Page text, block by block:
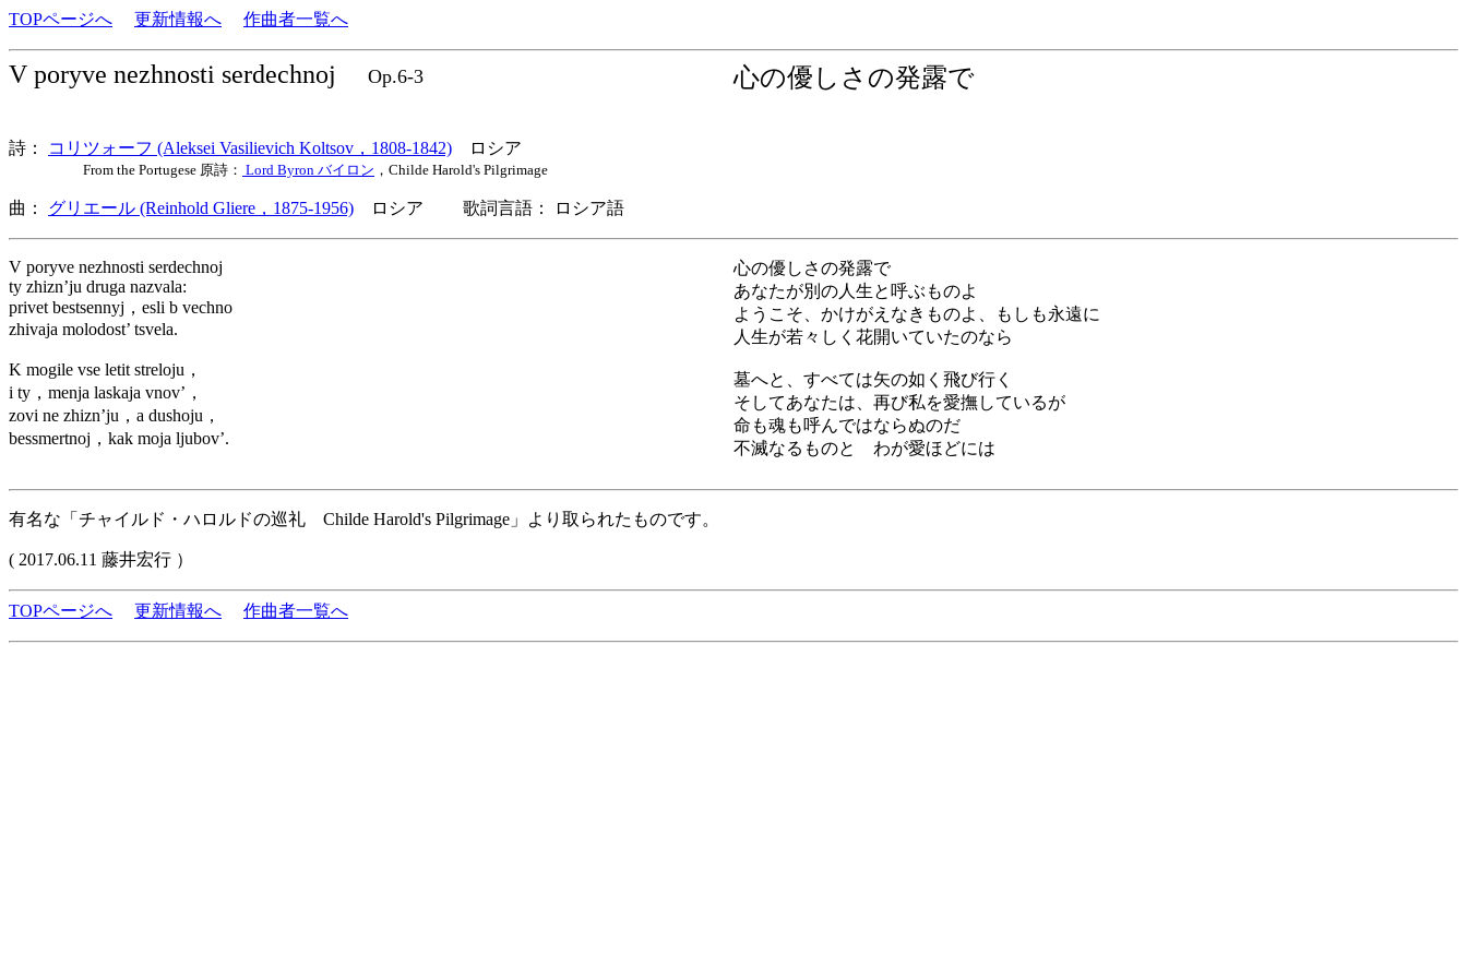
TOPページへ 更新情報へ 作曲者一覧へ
V poryve nezhnosti serdechnoj Op.6-3 心の優しさの発露で
詩： コリツォーフ (Aleksei Vasilievich Koltsov，1808-1842) ロシア
From the Portugese 原詩： Lord Byron バイロン ，Childe Harold's Pilgrimage
曲： グリエール (Reinhold Gliere，1875-1956) ロシア 歌詞言語： ロシア語
V poryve nezhnosti serdechnoj
ty zhizn’ju druga nazvala:
privet bestsennyj，esli b vechno
zhivaja molodost’ tsvela.
K mogile vse letit streloju，
i ty，menja laskaja vnov’，
zovi ne zhizn’ju，a dushoju，
bessmertnoj，kak moja ljubov’.
心の優しさの発露で
あなたが別の人生と呼ぶものよ
ようこそ、かけがえなきものよ、もしも永遠に
人生が若々しく花開いていたのなら
墓へと、すべては矢の如く飛び行く
そしてあなたは、再び私を愛撫しているが
命も魂も呼んではならぬのだ
不滅なるものと わが愛ほどには
有名な「チャイルド・ハロルドの巡礼 Childe Harold's Pilgrimage」より取られたものです。
( 2017.06.11 藤井宏行 ）
TOPページへ 更新情報へ 作曲者一覧へ